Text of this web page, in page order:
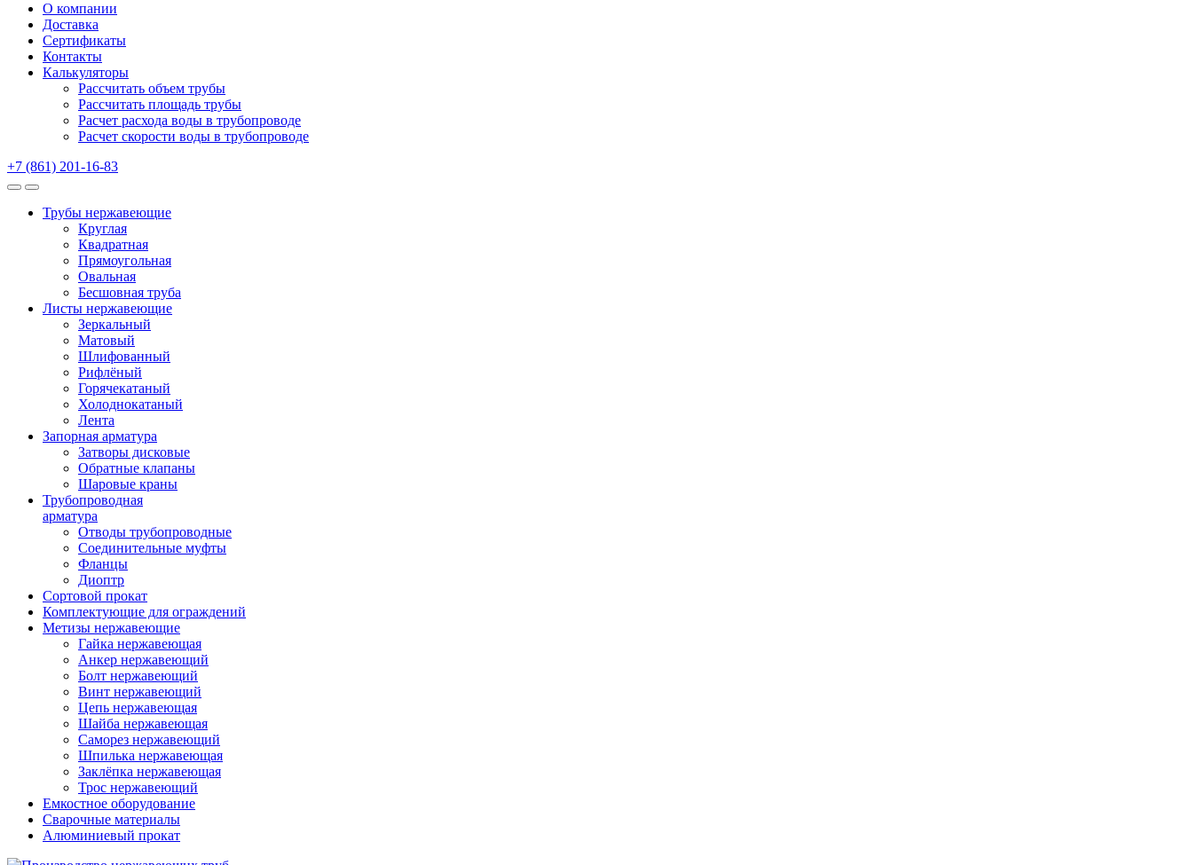
О компании
Доставка
Сертификаты
Контакты
Калькуляторы
Рассчитать объем трубы
Рассчитать площадь трубы
Расчет расхода воды в трубопроводе
Расчет скорости воды в трубопроводе
+7 (861) 201-16-83
Трубы нержавеющие
Круглая
Квадратная
Прямоугольная
Овальная
Бесшовная труба
Листы нержавеющие
Зеркальный
Матовый
Шлифованный
Рифлёный
Горячекатаный
Холоднокатаный
Лента
Запорная арматура
Затворы дисковые
Обратные клапаны
Шаровые краны
Трубопроводная
арматура
Отводы трубопроводные
Соединительные муфты
Фланцы
Диоптр
Сортовой прокат
Комплектующие для ограждений
Метизы нержавеющие
Гайка нержавеющая
Анкер нержавеющий
Болт нержавеющий
Винт нержавеющий
Цепь нержавеющая
Шайба нержавеющая
Саморез нержавеющий
Шпилька нержавеющая
Заклёпка нержавеющая
Трос нержавеющий
Емкостное оборудование
Сварочные материалы
Алюминиевый прокат